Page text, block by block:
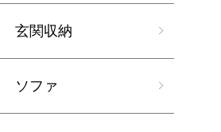
玄関収納
ソファ